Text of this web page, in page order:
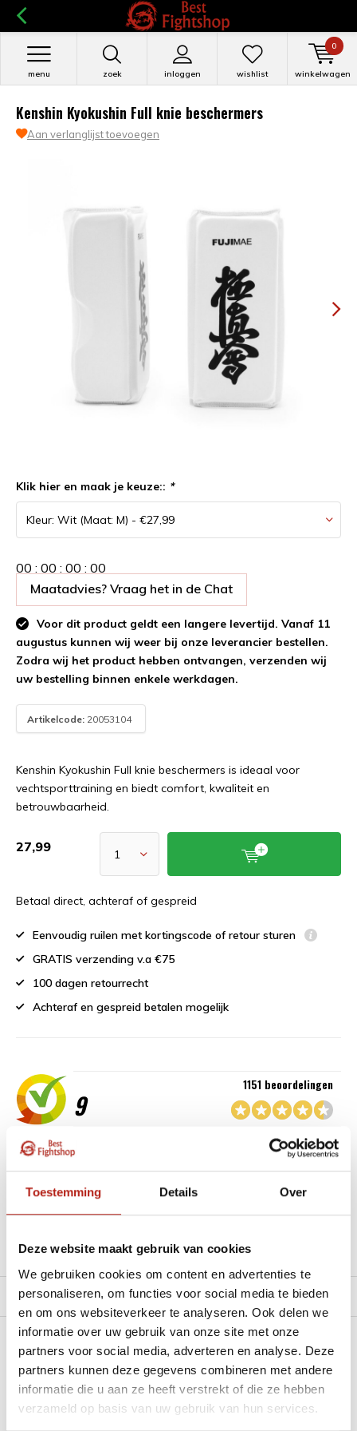
Toestemming Details Over
Deze website maakt gebruik van cookies
We gebruiken cookies om content en advertenties te
personaliseren, om functies voor social media te bieden
en om ons websiteverkeer te analyseren. Ook delen we
informatie over uw gebruik van onze site met onze
partners voor social media, adverteren en analyse. Deze
partners kunnen deze gegevens combineren met andere
informatie die u aan ze heeft verstrekt of die ze hebben
verzameld op basis van uw gebruik van hun services.
zoek inloggen
menu wishlist winkelwagen
0
Kenshin Kyokushin Full knie beschermers
Aan verlanglijst toevoegen
Klik hier en maak je keuze:: *
00 : 00 : 00 : 00
Maatadvies? Vraag het in de Chat
Voor dit product geldt een langere levertijd. Vanaf 11
augustus kunnen wij weer bij onze leverancier bestellen.
Zodra wij het product hebben ontvangen, verzenden wij
uw bestelling binnen enkele werkdagen.
Artikelcode: 20053104
Kenshin Kyokushin Full knie beschermers is ideaal voor
vechtsporttraining en biedt comfort, kwaliteit en
betrouwbaarheid.
27,99
Betaal direct, achteraf of gespreid
Eenvoudig ruilen met kortingscode of retour sturen
GRATIS verzending v.a €75
100 dagen retourrecht
Achteraf en gespreid betalen mogelijk
9
1151 beoordelingen
“Goede service , zeer correcte afhandeling en kwaliteit
Beschikbaar in de volgende varianten:
Productomschrijving
Product tags
Heb je een vraag over dit product?
Stel je vraag in de Chat voor een snel antwoord 24/7
Groot aantal nodig?